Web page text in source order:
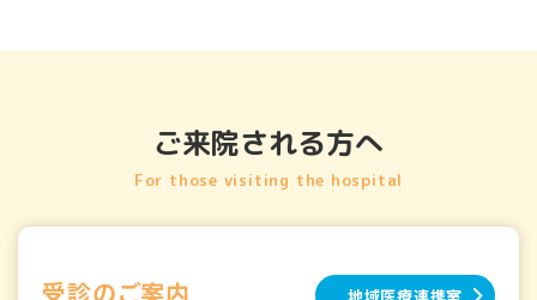
ご来院される方へ
For those visiting the hospital
受診のご案内